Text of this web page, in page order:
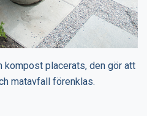
kompost placerats, den gör att
matavfall förenklas.